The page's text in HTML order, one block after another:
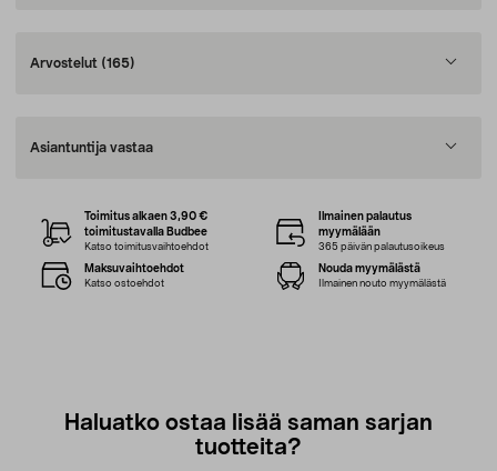
Arvostelut (165)
Asiantuntija vastaa
Toimitus alkaen 3,90 €
toimitustavalla Budbee
Katso toimitusvaihtoehdot
Ilmainen palautus
myymälään
365 päivän palautusoikeus
Maksuvaihtoehdot
Katso ostoehdot
Nouda myymälästä
Ilmainen nouto myymälästä
Haluatko ostaa lisää saman sarjan
tuotteita?